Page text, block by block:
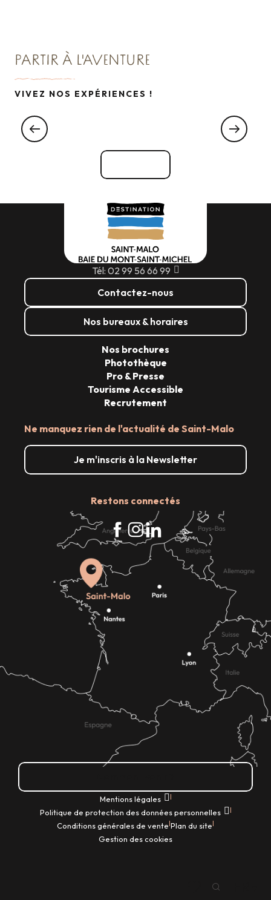
PARTIR À L'AVENTURE
VIVEZ NOS EXPÉRIENCES !
UNE MAISON... DE PASSIONNÉS !
Tél: 02 99 56 66 99
Contactez-nous
Nos bureaux & horaires
Ne manquez rien de l'actualité de Saint-Malo
Je m'inscris à la Newsletter
Restons connectés
Nos brochures
Photothèque
Pro & Presse
Tourisme Accessible
Recrutement
Mentions légales |
Politique de protection des données personnelles |
Conditions générales de vente|Plan du site|
Gestion des cookies